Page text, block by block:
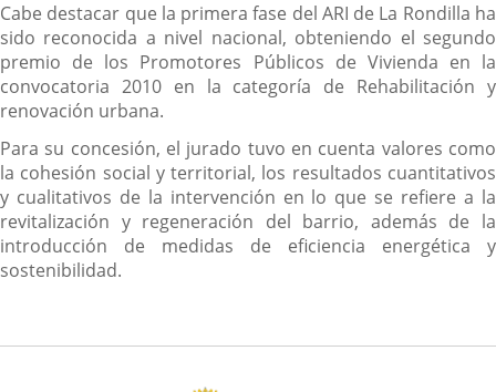
Cabe destacar que la primera fase del ARI de La Rondilla ha
sido reconocida a nivel nacional, obteniendo el segundo
premio de los Promotores Públicos de Vivienda en la
convocatoria 2010 en la categoría de Rehabilitación y
renovación urbana.
Para su concesión, el jurado tuvo en cuenta valores como
la cohesión social y territorial, los resultados cuantitativos
y cualitativos de la intervención en lo que se refiere a la
revitalización y regeneración del barrio, además de la
introducción de medidas de eficiencia energética y
sostenibilidad.